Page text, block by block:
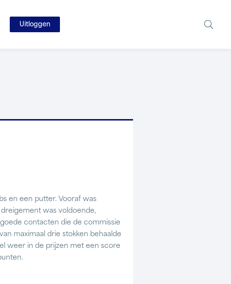
Uitloggen
en een putter. Vooraf was
was voldoende,
contacten die de commissie
maximaal drie stokken behaalde
weer in de prijzen met een score